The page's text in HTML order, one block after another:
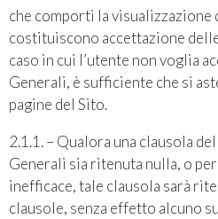
che comporti la visualizzazione
costituiscono accettazione
caso in cui l’utente non voglia
Generali, è sufficiente che si
pagine del Sito.
2.1.1. – Qualora una clausola
Generali sia ritenuta nulla, o
inefficace, tale clausola sarà
clausole, senza effetto alcuno